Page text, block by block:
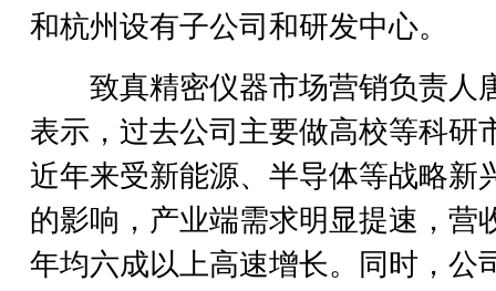
和杭州设有子公司和研发中心。
致真精密仪器市场营销负责人
表示，过去公司主要做高校等科研
近年来受新能源、半导体等战略新
的影响，产业端需求明显提速，营
年均六成以上高速增长。同时，公